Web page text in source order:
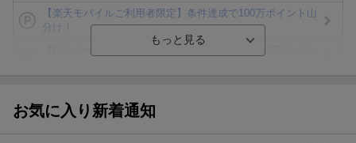
【楽天モバイルご利用者限定】条件達成で100万ポイント山
分け！
が当たる！
お気に入り新着通知